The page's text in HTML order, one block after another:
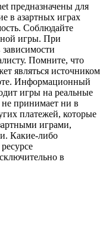
предназначены для
в азартных играх
Соблюдайте
игры. При
Помните, что
являться источником
Информационный
игры на реальные
принимает ни в
платежей, которые
играми,
Какие-либо
в